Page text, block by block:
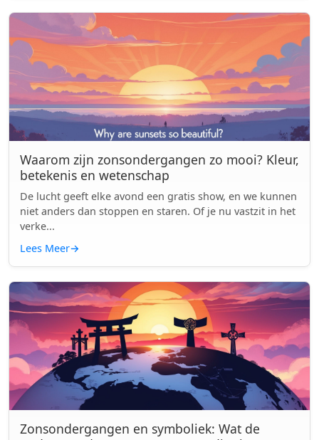
Waarom zijn zonsondergangen zo mooi? Kleur,
betekenis en wetenschap
De lucht geeft elke avond een gratis show, en we kunnen
niet anders dan stoppen en staren. Of je nu vastzit in het
verke...
Lees Meer→
Zonsondergangen en symboliek: Wat de